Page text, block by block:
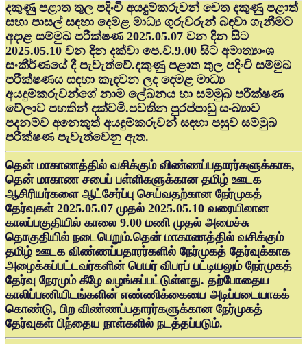
දකුණු පළාත තුල පදිංචි අයදුම්කරුවන් වෙත දකුණු පළාත්
සභා පාසල් සඳහා දෙමළ මාධ්‍ය ගුරුවරුන් බඳවා ගැනීමට
අදාළ සම්මුඛ පරීක්ෂණ 2025.05.07 වන දින සිට
2025.05.10 වන දින දක්වා පෙ.ව.9.00 සිට අමාත්‍යාංශ
සංකීර්ණයේ දී පැවැත්වේ.දකුණු පළාත තුල පදිංචි සම්මුඛ
පරීක්ෂණය සඳහා කැඳවන ලද දෙමළ මාධ්‍ය
අයදුම්කරුවන්ගේ නාම ලේඛනය හා සම්මුඛ පරීක්ෂණ
වේලාව පහතින් දක්වමි.පවතින පුරප්පාඩු සංඛ්‍යාව
පදනම්ව අනෙකුත් අයඳුම්කරුවන් සඳහා පසුව සම්මුඛ
පරීක්ෂණ පැවැත්වෙනු ඇත.
தென் மாகாணத்தில் வசிக்கும் விண்ணப்பதாரர்களுக்காக,
தென் மாகாண சபைப் பள்ளிகளுக்கான தமிழ் ஊடக
ஆசிரியர்களை ஆட்சேர்ப்பு செய்வதற்கான நேர்முகத்
தேர்வுகள் 2025.05.07 முதல் 2025.05.10 வரையிலான
காலப்பகுதியில் காலை 9.00 மணி முதல் அமைச்சு
தொகுதியில் நடைபெறும்.தென் மாகாணத்தில் வசிக்கும்
தமிழ் ஊடக விண்ணப்பதாரர்களில் நேர்முகத் தேர்வுக்காக
அழைக்கப்பட்டவர்களின் பெயர் விபரப் பட்டியலும் நேர்முகத்
தேர்வு நேரமும் கீழே வழங்கப்பட்டுள்ளது. தற்போதைய
காலிப்பணியிடங்களின் எண்ணிக்கையை அடிப்படையாகக்
கொண்டு, பிற விண்ணப்பதாரர்களுக்கான நேர்முகத்
தேர்வுகள் பிந்தைய நாள்களில் நடத்தப்படும்.